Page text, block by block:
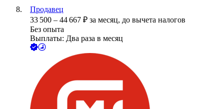
Продавец
33 500 – 44 667 ₽ за месяц, до вычета налогов
Без опыта
Выплаты: Два раза в месяц